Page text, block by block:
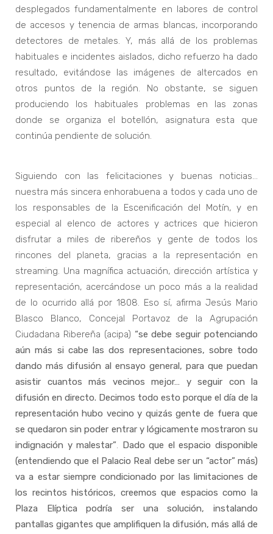
desplegados fundamentalmente en labores de control
de accesos y tenencia de armas blancas, incorporando
detectores de metales. Y, más allá de los problemas
habituales e incidentes aislados, dicho refuerzo ha dado
resultado, evitándose las imágenes de altercados en
otros puntos de la región. No obstante, se siguen
produciendo los habituales problemas en las zonas
donde se organiza el botellón, asignatura esta que
continúa pendiente de solución.
Siguiendo con las felicitaciones y buenas noticias…
nuestra más sincera enhorabuena a todos y cada uno de
los responsables de la Escenificación del Motín, y en
especial al elenco de actores y actrices que hicieron
disfrutar a miles de ribereños y gente de todos los
rincones del planeta, gracias a la representación en
streaming. Una magnífica actuación, dirección artística y
representación, acercándose un poco más a la realidad
de lo ocurrido allá por 1808. Eso sí, afirma Jesús Mario
Blasco Blanco, Concejal Portavoz de la Agrupación
Ciudadana Ribereña (acipa) “se debe seguir potenciando
aún más si cabe las dos representaciones, sobre todo
dando más difusión al ensayo general, para que puedan
asistir cuantos más vecinos mejor… y seguir con la
difusión en directo. Decimos todo esto porque el día de la
representación hubo vecino y quizás gente de fuera que
se quedaron sin poder entrar y lógicamente mostraron su
indignación y malestar”.
Dado que el espacio disponible
(entendiendo que el Palacio Real debe ser un “actor” más)
va a estar siempre condicionado por las limitaciones de
los recintos históricos, creemos que espacios como la
Plaza Elíptica podría ser una solución, instalando
pantallas gigantes que amplifiquen la difusión, más allá de